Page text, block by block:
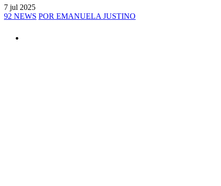
7 jul 2025
92 NEWS POR EMANUELA JUSTINO